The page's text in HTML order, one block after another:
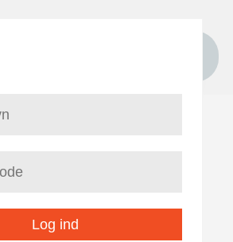
Log ind